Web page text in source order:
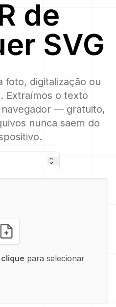
de
SVG
foto, digitalização ou
Extraímos o texto
— gratuito,
nunca saem do
clique para selecionar